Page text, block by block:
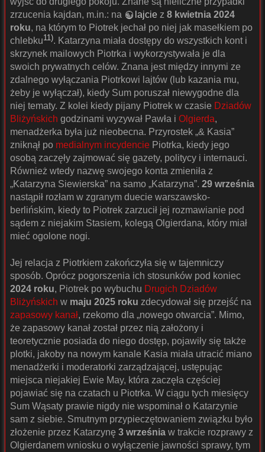
zrzucenia kajdan, m.in.: na
lajcie z 8 kwietnia 2024
roku, na którym to Piotrek jechał po niej jak masełkiem po
chlebku11). Katarzyna miała dostępy do wszystkich kont i
skrzynek mailowych Piotrka i wykorzystywała je dla
swoich prywatnych celów. Znana jest między innymi ze
zdalnego wyłączania Piotrkowi lajtów (lub kazania mu,
żeby je wyłączał), kiedy Sum poruszał niewygodne dla
niej tematy. Z kolei kiedy pijany Piotrek w czasie Dziadów
Bliżyńskich godzinami wyzywał Pawła i Olgierda,
menadżerka była już nieobecna. Przyrostek „& Kasia”
zniknął po medialnym incydencie Piotrka, kiedy jego
osobą zaczęły zajmować się gazety, politycy i internauci.
Również wtedy nazwę swojego konta zmieniła z
„Katarzyna Siewierska” na samo „Katarzyna”. 29 września
nastąpił rozłam w zgranym duecie warszawsko-
berlińskim, kiedy to Piotrek zarzucił jej rozmawianie pod
sądem z niejakim Stasiem, kolegą Olgierdana, który miał
mieć ogolone nogi.
Jej relacja z Piotrkiem zakończyła się w tajemniczy
sposób. Oprócz pogorszenia ich stosunków pod koniec
2024 roku, Piotrek po wybuchu Drugich Dziadów
Bliżyńskich w maju 2025 roku zdecydował się przejść na
zapasowy kanał, rzekomo dla „nowego otwarcia”. Mimo,
że zapasowy kanał został przez nią założony i
teoretycznie posiada do niego dostęp, pojawiły się także
plotki, jakoby na nowym kanale Kasia miała utracić miano
menadżerki i moderatorki zarządzającej, ustępując
miejsca niejakiej Ewie May, która zaczęła częściej
pojawiać się na czatach u Piotrka. W ciągu tych miesięcy
Sum Wąsaty prawie nigdy nie wspominał o Katarzynie
sam z siebie. Smutnym przypieczętowaniem związku było
złożenie przez Katarzynę 3 września w trakcie rozprawy z
Olgierdanem wniosku o wyłączenie jawności sprawy, tym